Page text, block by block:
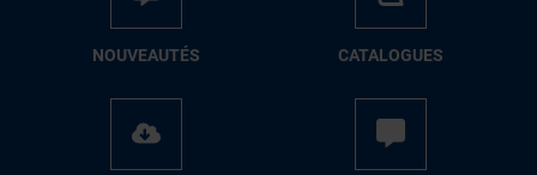
NOUVEAUTÉS CATALOGUES